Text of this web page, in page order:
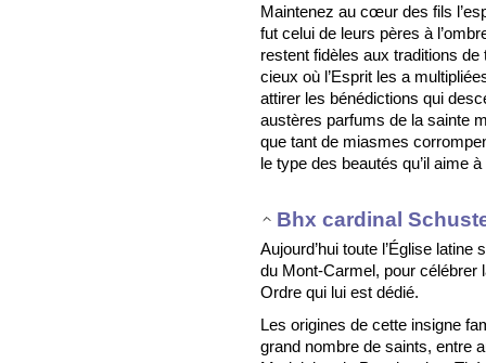
Maintenez au cœur des fils
fut celui de leurs pères à
restent fidèles aux traditions
cieux où l’Esprit les a
attirer les bénédictions qui
austères parfums de la sainte
que tant de miasmes
le type des beautés qu’il aime
Bhx cardinal
Aujourd’hui toute l’Église
du Mont-Carmel, pour célébrer
Ordre qui lui est dédié.
Les origines de cette insigne
grand nombre de saints, entre